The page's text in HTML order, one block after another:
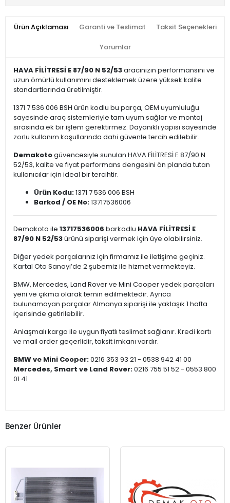
Ürün Açıklaması Garanti ve Teslimat Taksit Seçenekleri
Yorumlar
HAVA FİLİTRESİ E 87/90 N 52/53aracınızın performansını ve
uzun ömürlü kullanımını desteklemek üzere yüksek kalite
standartlarında üretilmiştir.
1371 7 536 006 BSH ürün kodlu bu parça, OEM uyumluluğu
sayesinde araç sistemleriyle tam uyum sağlar ve montaj
sırasında ek bir işlem gerektirmez. Dayanıklı yapısı sayesinde
zorlu kullanım koşullarında dahi güvenle tercih edilebilir.
Demakotogüvencesiyle sunulan HAVA FİLİTRESİ E 87/90 N
52/53, kalite ve fiyat performans dengesini ön planda tutan
kullanıcılar için ideal bir tercihtir.
Ürün Kodu:1371 7 536 006 BSH
Barkod / OE No:13717536006
Demakoto ile 13717536006 barkodlu HAVA FİLİTRESİ E
87/90 N 52/53ürünü siparişi vermek için üye olabilirsiniz.
Diğer yedek parçalarınız için firmamız ile iletişime geçiniz.
Kartal Oto Sanayi’de 2 şubemiz ile hizmet vermekteyiz.
BMW, Mercedes, Land Rover ve Mini Cooper yedek parçaları
yeni ve çıkma olarak temin edilmektedir. Ayrıca
bulunamayan parçalar Almanya siparişi ile yaklaşık 1 hafta
içerisinde getirilebilir.
Anlaşmalı kargo ile uygun fiyatlı teslimat sağlanır. Kredi kartı
ve mail order geçerlidir, taksit imkanı vardır.
BMW ve Mini Cooper:0216 353 93 21 - 0538 942 41 00
Mercedes, Smart ve Land Rover:0216 755 51 52 - 0553 800
01 41
Benzer Ürünler